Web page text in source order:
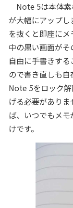
Note 5は本体素
が大幅にアップ
を抜くと即座に
中の黒い画面が
自由に手書きす
ので書き直しも自
Note 5をロック
げる必要があり
ば、いつでもメ
けです。